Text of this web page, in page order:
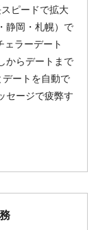
ピードで拡大
静岡・札幌）で
ェラーデート
からデートまで
ートを自動で
セージで疲弊す